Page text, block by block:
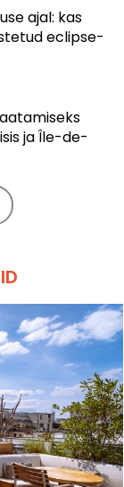
ajal: kas
eclipse-
ja Île-de-